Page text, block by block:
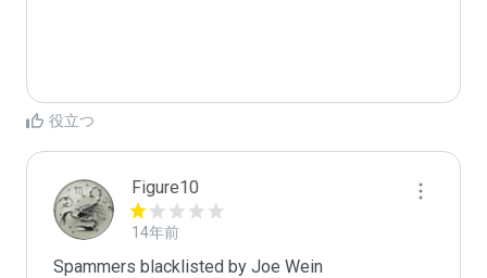
役立つ
Figure10
14年前
Spammers blacklisted by Joe Wein